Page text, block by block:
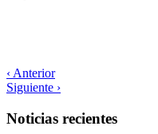
‹ Anterior
Siguiente ›
Noticias recientes